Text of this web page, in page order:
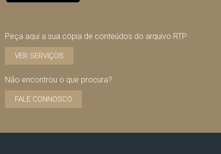
Peça aqui a sua cópia de conteúdos do arquivo RTP
VER SERVIÇOS
Não encontrou o que procura?
FALE CONNOSCO